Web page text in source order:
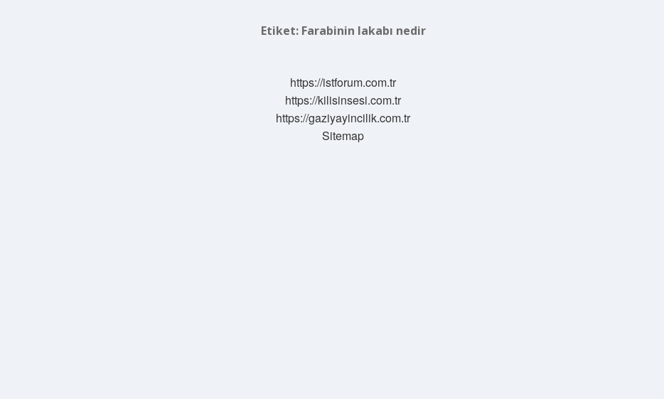
Etiket: Farabinin lakabı nedir
https://istforum.com.tr
https://kilisinsesi.com.tr
https://gaziyayincilik.com.tr
Sitemap